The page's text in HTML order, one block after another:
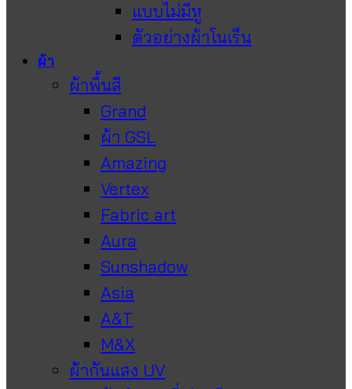
แบบไม่มีหู
ตัวอย่างผ้าโนเร็น
ผ้า
ผ้าพื้นสี
Grand
ผ้า GSL
Amazing
Vertex
Fabric art
Aura
Sunshadow
Asia
A&T
M&X
ผ้ากันแสง UV